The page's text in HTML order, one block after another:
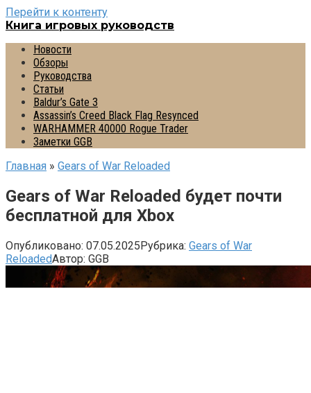
Перейти к контенту
Книга игровых руководств
Новости
Обзоры
Руководства
Статьи
Baldur’s Gate 3
Assassin’s Creed Black Flag Resynced
WARHAMMER 40000 Rogue Trader
Заметки GGB
Главная » Gears of War Reloaded
Gears of War Reloaded будет почти
бесплатной для Xbox
Опубликовано: 07.05.2025Рубрика: Gears of War
ReloadedАвтор: GGB